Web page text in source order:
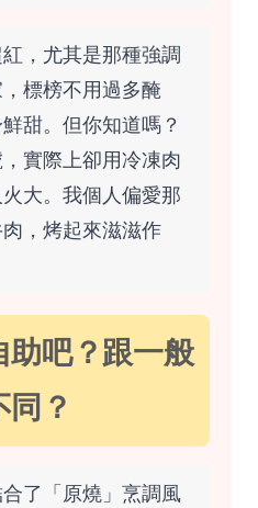
，尤其是那種強調
標榜不用過多醃
甜。但你知道嗎？
實際上卻用冷凍肉
大。我個人偏愛那
，烤起來滋滋作
助吧？跟一般
？
了「原燒」烹調風